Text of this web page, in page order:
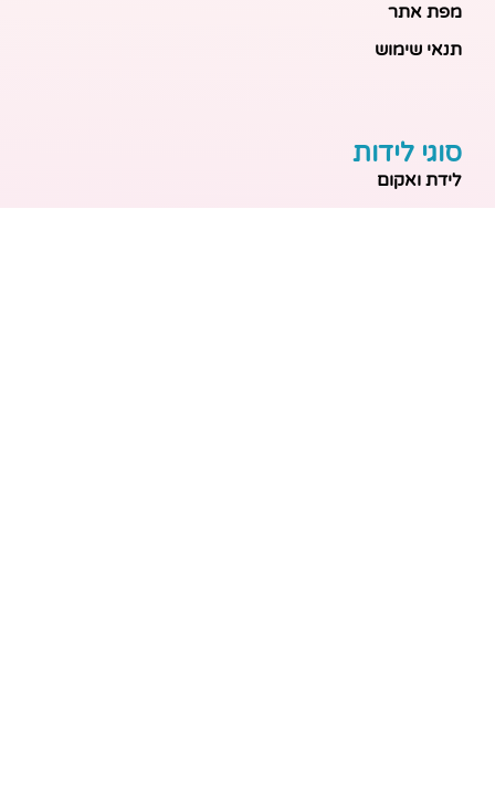
מפת אתר
תנאי שימוש
סוגי לידות
לידת ואקום